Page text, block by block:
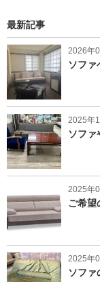
最新記事
2026年
ソフ
2025年
ソフ
2025年
ご希望
2025年
ソファ